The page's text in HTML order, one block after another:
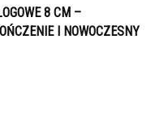
8 CM –
I NOWOCZESNY